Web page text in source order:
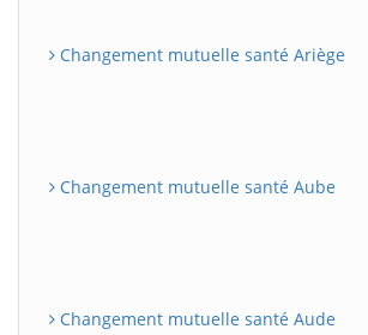
Changement mutuelle santé Ariège
Changement mutuelle santé Aube
Changement mutuelle santé Aude